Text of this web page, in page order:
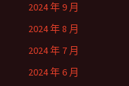
2024 年 9 月
2024 年 8 月
2024 年 7 月
2024 年 6 月